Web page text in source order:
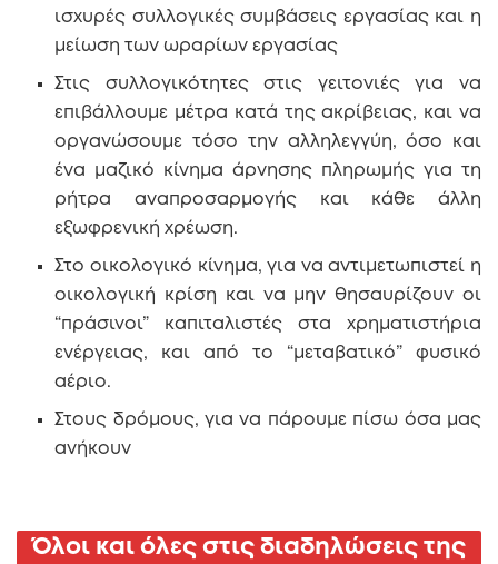
ισχυρές συλλογικές συμβάσεις εργασίας και η
μείωση των ωραρίων εργασίας
Στις συλλογικότητες στις γειτονιές για να
επιβάλλουμε μέτρα κατά της ακρίβειας, και να
οργανώσουμε τόσο την αλληλεγγύη, όσο και
ένα μαζικό κίνημα άρνησης πληρωμής για τη
ρήτρα αναπροσαρμογής και κάθε άλλη
εξωφρενική χρέωση.
Στο οικολογικό κίνημα, για να αντιμετωπιστεί η
οικολογική κρίση και να μην θησαυρίζουν οι
“πράσινοι” καπιταλιστές στα χρηματιστήρια
ενέργειας, και από το “μεταβατικό” φυσικό
αέριο.
Στους δρόμους, για να πάρουμε πίσω όσα μας
ανήκουν
Όλοι και όλες στις διαδηλώσεις της